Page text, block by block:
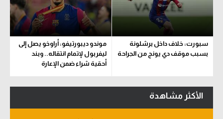
سبورت: خلاف داخل برشلونة
بسبب موقف دي يونج من الجراحة
موندو ديبورتيفو: أراوخو يصل إلى
ليفربول لإتمام انتقاله.. وبند
أحقية شراء ضمن الإعارة
الأكثر مشاهدة